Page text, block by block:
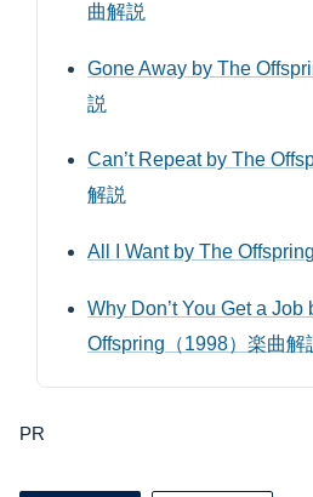
曲解説
Gone Away by The
説
Can’t Repeat by The
解説
All I Want by The
Why Don’t You Get a Job
Offspring（1998）楽曲解
PR